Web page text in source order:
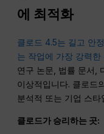
에 최적화
클로드 4.5는 길고 안
는 작업에 가장 강력한
연구 논문, 법률 문서,
이상적입니다. 클로드
분석적 또는 기업 스
클로드가 승리하는 곳: